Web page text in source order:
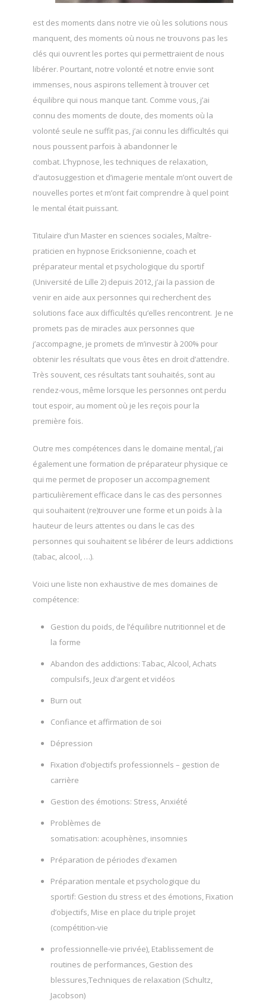
est des moments dans notre vie où les solutions nous
manquent, des moments où nous ne trouvons pas les
clés qui ouvrent les portes qui permettraient de nous
libérer. Pourtant, notre volonté et notre envie sont
immenses, nous aspirons tellement à trouver cet
équilibre qui nous manque tant. Comme vous, j’ai
connu des moments de doute, des moments où la
volonté seule ne suffit pas, j’ai connu les difficultés qui
nous poussent parfois à abandonner le
combat. L’hypnose, les techniques de relaxation,
d’autosuggestion et d’imagerie mentale m’ont ouvert de
nouvelles portes et m’ont fait comprendre à quel point
le mental était puissant.
Titulaire d’un Master en sciences sociales, Maître-
praticien en hypnose Ericksonienne, coach et
préparateur mental et psychologique du sportif
(Université de Lille 2) depuis 2012, j’ai la passion de
venir en aide aux personnes qui recherchent des
solutions face aux difficultés qu‘elles rencontrent. Je ne
promets pas de miracles aux personnes que
j’accompagne, je promets de m’investir à 200% pour
obtenir les résultats que vous êtes en droit d’attendre.
Très souvent, ces résultats tant souhaités, sont au
rendez-vous, même lorsque les personnes ont perdu
tout espoir, au moment où je les reçois pour la
première fois.
Outre mes compétences dans le domaine mental, j’ai
également une formation de préparateur physique ce
qui me permet de proposer un accompagnement
particulièrement efficace dans le cas des personnes
qui souhaitent (re)trouver une forme et un poids à la
hauteur de leurs attentes ou dans le cas des
personnes qui souhaitent se libérer de leurs addictions
(tabac, alcool, …).
Voici une liste non exhaustive de mes domaines de
compétence:
Gestion du poids, de l’équilibre nutritionnel et de
la forme
Abandon des addictions: Tabac, Alcool, Achats
compulsifs, Jeux d’argent et vidéos
Burn out
Confiance et affirmation de soi
Dépression
Fixation d’objectifs professionnels – gestion de
carrière
Gestion des émotions: Stress, Anxiété
Problèmes de
somatisation: acouphènes, insomnies
Préparation de périodes d’examen
Préparation mentale et psychologique du
sportif: Gestion du stress et des émotions, Fixation
d’objectifs, Mise en place du triple projet
(compétition-vie
professionnelle-vie privée), Etablissement de
routines de performances, Gestion des
blessures,Techniques de relaxation (Schultz,
Jacobson)